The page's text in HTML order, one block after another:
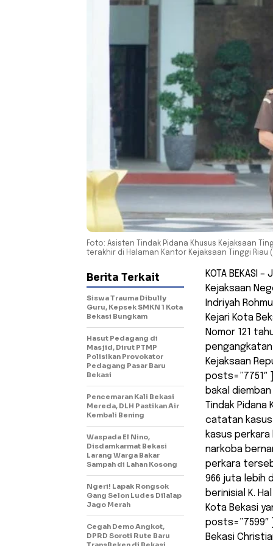
Foto: Asisten Tindak Pidana Khusus Kejaksaan
terakhir di Halaman Kantor Kejaksaan Tinggi Riau
KOTA BEKASI
Kejaksaan
Indriyah
Kejari Kota
Nomor 121
Kejaksaan
posts=”7751″
bakal
Tindak Pidana
catatan kasus
kasus perkara
narkoba
perkara
966 juta lebih
berinisial K.
Kota Bekasi
posts=”7599″
Bekasi
Berita Terkait
Siswa Trauma Dibully
Guru, Kepsek SMKN 1 Kota
Bekasi Bungkam
Hasut Pedagang di
Masjid, Dirut PTMP
Polisikan Provokator
Pedagang Pasar Baru
Bekasi
Pencemaran Kali Bekasi
Mereda, DLH Pastikan Air
Kembali Bening
Waspada El Nino,
Disdamkarmat Bekasi
Larang Warga Bakar
Sampah di Lahan Kosong
Ngeri! Lapak Rongsok
Gang Selon Ludes Dilalap
Jago Merah
Cegah Demo Angkot,
DPRD Soroti Rute Baru